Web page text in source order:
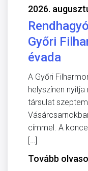
2026.
Győri
évada
A Győri
helyszínen
társulat
címmel. A
[…]
Tovább